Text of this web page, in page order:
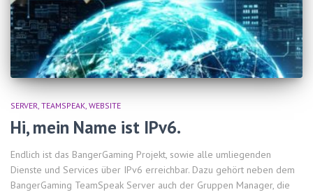
SERVER TEAMSPEAK WEBSITE
Hi, mein Name ist IPv6.
Endlich ist das BangerGaming Projekt, sowie alle umliegenden
Dienste und Services über IPv6 erreichbar. Dazu gehört neben dem
BangerGaming TeamSpeak Server auch der Gruppen Manager, die